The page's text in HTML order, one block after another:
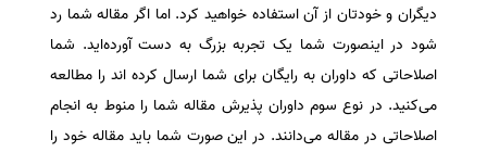
دیگران و خودتان از آن استفاده خواهید کرد. اما اگر مقاله شما رد
شود در اینصورت شما یک تجربه بزرگ به دست آورده‌اید. شما
اصلاحاتی که داوران به رایگان برای شما ارسال کرده اند را مطالعه
می‌کنید. در نوع سوم داوران پذیرش مقاله شما را منوط به انجام
اصلاحاتی در مقاله می‌دانند. در این صورت شما باید مقاله خود را